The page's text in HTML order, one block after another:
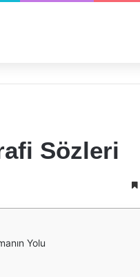
Sözleri
Yolu